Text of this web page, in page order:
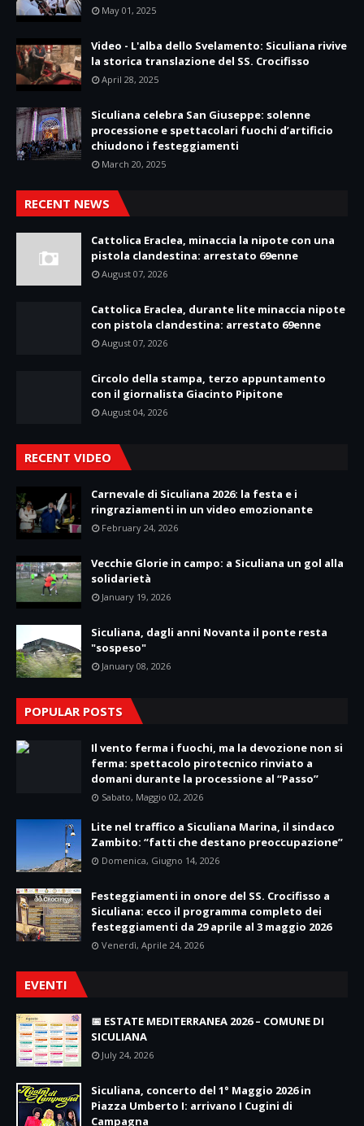
May 01, 2025
Video - L'alba dello Svelamento: Siculiana rivive
la storica translazione del SS. Crocifisso
April 28, 2025
Siculiana celebra San Giuseppe: solenne
processione e spettacolari fuochi d’artificio
chiudono i festeggiamenti
March 20, 2025
RECENT NEWS
Cattolica Eraclea, minaccia la nipote con una
pistola clandestina: arrestato 69enne
August 07, 2026
Cattolica Eraclea, durante lite minaccia nipote
con pistola clandestina: arrestato 69enne
August 07, 2026
Circolo della stampa, terzo appuntamento
con il giornalista Giacinto Pipitone
August 04, 2026
RECENT VIDEO
Carnevale di Siculiana 2026: la festa e i
ringraziamenti in un video emozionante
February 24, 2026
Vecchie Glorie in campo: a Siculiana un gol alla
solidarietà
January 19, 2026
Siculiana, dagli anni Novanta il ponte resta
"sospeso"
January 08, 2026
POPULAR POSTS
Il vento ferma i fuochi, ma la devozione non si
ferma: spettacolo pirotecnico rinviato a
domani durante la processione al “Passo”
Sabato, Maggio 02, 2026
Lite nel traffico a Siculiana Marina, il sindaco
Zambito: “fatti che destano preoccupazione”
Domenica, Giugno 14, 2026
Festeggiamenti in onore del SS. Crocifisso a
Siculiana: ecco il programma completo dei
festeggiamenti da 29 aprile al 3 maggio 2026
Venerdì, Aprile 24, 2026
EVENTI
📅 ESTATE MEDITERRANEA 2026 – COMUNE DI
SICULIANA
July 24, 2026
Siculiana, concerto del 1° Maggio 2026 in
Piazza Umberto I: arrivano I Cugini di
Campagna